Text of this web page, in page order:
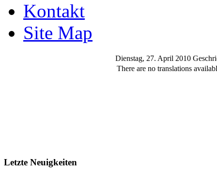
Kontakt
Site Map
Letzte Neuigkeiten
Dienstag, 27. April 2010
There are no translations